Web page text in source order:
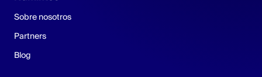
Sobre nosotros
Partners
Blog